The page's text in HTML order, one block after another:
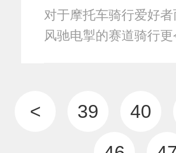
对于摩托车骑行爱好
风驰电掣的赛道骑行
< 39 40